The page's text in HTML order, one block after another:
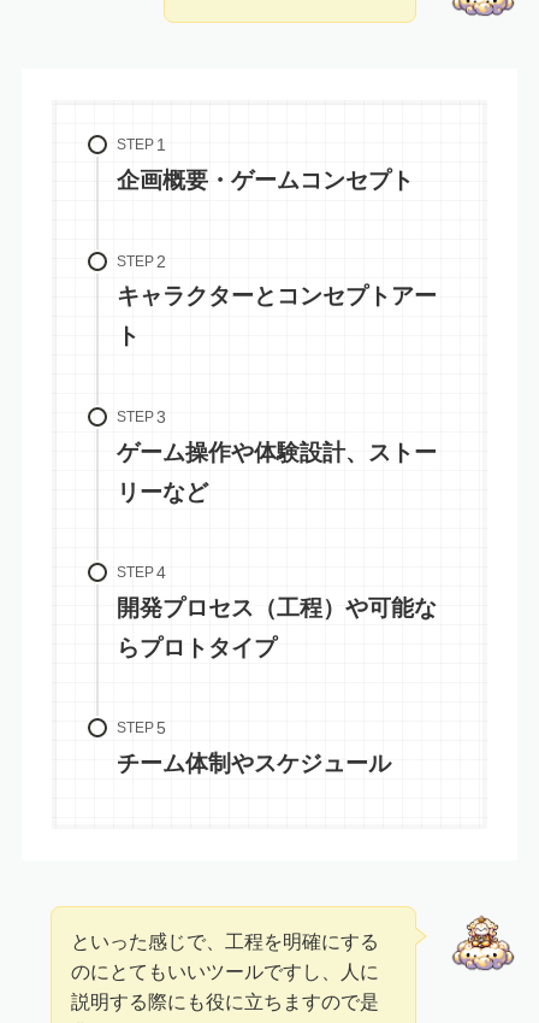
STEP
企画概要・ゲームコンセプト
STEP
キャラクターとコンセプトアー
ト
STEP
ゲーム操作や体験設計、ストー
リーなど
STEP
開発プロセス（工程）や可能な
らプロトタイプ
STEP
チーム体制やスケジュール
といった感じで、工程を明確にする
のにとてもいいツールですし、人に
説明する際にも役に立ちますので是